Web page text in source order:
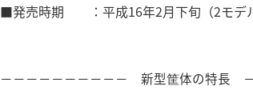
■発売時期 ：平成16年2月下旬（2モデル
－－－－－－－－－－ 新型筐体の特長